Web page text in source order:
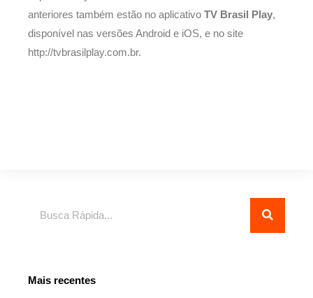
anteriores também estão no aplicativo TV Brasil Play,
disponível nas versões Android e iOS, e no site
http://tvbrasilplay.com.br.
Mais recentes